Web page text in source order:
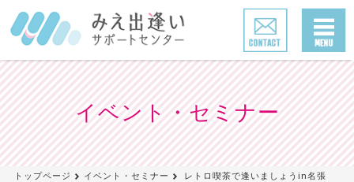
イベント・セミナー
トップページ イベント・セミナー
レトロ喫茶で逢いましょうin名張